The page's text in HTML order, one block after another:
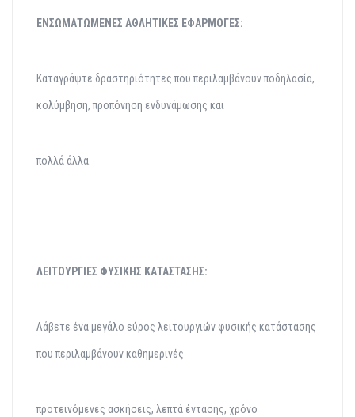
ΕΝΣΩΜΑΤΩΜΕΝΕΣ ΑΘΛΗΤΙΚΕΣ ΕΦΑΡΜΟΓΕΣ:
Καταγράψτε δραστηριότητες που περιλαμβάνουν ποδηλασία,
κολύμβηση, προπόνηση ενδυνάμωσης και
πολλά άλλα.
ΛΕΙΤΟΥΡΓΙΕΣ ΦΥΣΙΚΗΣ ΚΑΤΑΣΤΑΣΗΣ:
Λάβετε ένα μεγάλο εύρος λειτουργιών φυσικής κατάστασης
που περιλαμβάνουν καθημερινές
προτεινόμενες ασκήσεις, λεπτά έντασης, χρόνο